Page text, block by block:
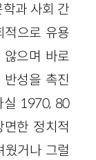
과 사회 간
적으로 유용
으며 바로
성을 촉진
실 1970, 80
면한 정치적
거나 그럴